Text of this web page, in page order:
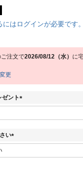
はログインが必要です。
注文で2026/08/12（水） に
更
ント
(
い
(